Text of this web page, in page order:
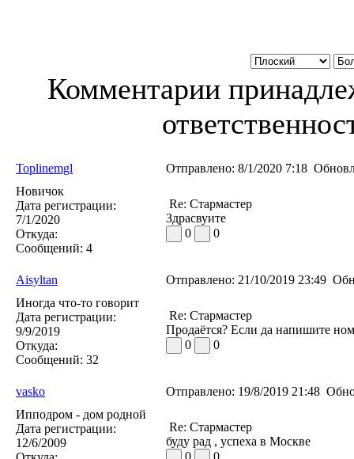
Комментарии
Toplinemgl Отправлено: 8/1/2020 7:18
Новичок
Дата регистрации:
7/1/2020
Откуда:
Сообщений: 4
Re: Стармастер
Здрасвуите
0
0
Aisyltan Отправлено: 21/10/2019 23:49
Иногда что-то говорит
Дата регистрации:
9/9/2019
Откуда:
Сообщений: 32
Re: Стармастер
Продаётся? Если да напишите
0
0
vasko Отправлено: 19/8/2019 21:48
Ипподром - дом родной
Дата регистрации:
12/6/2009
Re: Стармастер
буду рад , успеха в Москве